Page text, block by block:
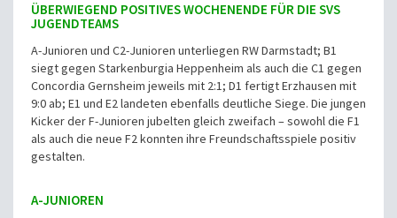
ÜBERWIEGEND POSITIVES WOCHENENDE FÜR DIE SVS
JUGENDTEAMS
A-Junioren und C2-Junioren unterliegen RW Darmstadt; B1
siegt gegen Starkenburgia Heppenheim als auch die C1 gegen
Concordia Gernsheim jeweils mit 2:1; D1 fertigt Erzhausen mit
9:0 ab; E1 und E2 landeten ebenfalls deutliche Siege. Die jungen
Kicker der F-Junioren jubelten gleich zweifach – sowohl die F1
als auch die neue F2 konnten ihre Freundschaftsspiele positiv
gestalten.
A-JUNIOREN